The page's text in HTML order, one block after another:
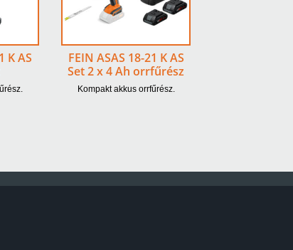
K AS
FEIN ASAS 18-21 K AS
Set 2 x 4 Ah orrfűrész
Kompakt akkus orrfűrész.